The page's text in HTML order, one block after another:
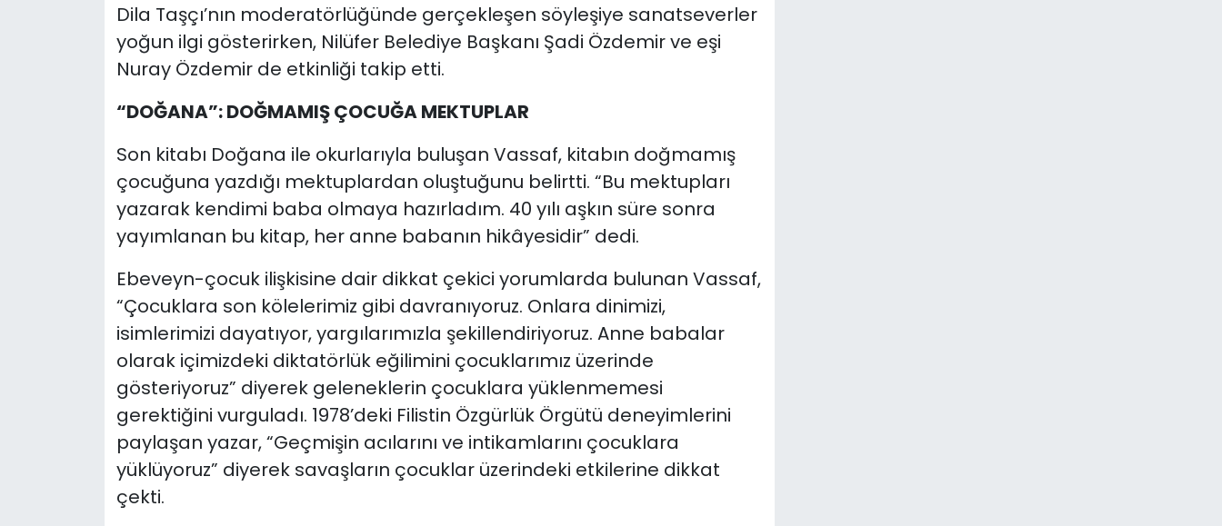
Dila Taşçı’nın moderatörlüğünde gerçekleşen söyleşiye sanatseverler
yoğun ilgi gösterirken, Nilüfer Belediye Başkanı Şadi Özdemir ve eşi
Nuray Özdemir de etkinliği takip etti.
“DOĞANA”: DOĞMAMIŞ ÇOCUĞA MEKTUPLAR
Son kitabı Doğana ile okurlarıyla buluşan Vassaf, kitabın doğmamış
çocuğuna yazdığı mektuplardan oluştuğunu belirtti. “Bu mektupları
yazarak kendimi baba olmaya hazırladım. 40 yılı aşkın süre sonra
yayımlanan bu kitap, her anne babanın hikâyesidir” dedi.
Ebeveyn-çocuk ilişkisine dair dikkat çekici yorumlarda bulunan Vassaf,
“Çocuklara son kölelerimiz gibi davranıyoruz. Onlara dinimizi,
isimlerimizi dayatıyor, yargılarımızla şekillendiriyoruz. Anne babalar
olarak içimizdeki diktatörlük eğilimini çocuklarımız üzerinde
gösteriyoruz” diyerek geleneklerin çocuklara yüklenmemesi
gerektiğini vurguladı. 1978’deki Filistin Özgürlük Örgütü deneyimlerini
paylaşan yazar, “Geçmişin acılarını ve intikamlarını çocuklara
yüklüyoruz” diyerek savaşların çocuklar üzerindeki etkilerine dikkat
çekti.